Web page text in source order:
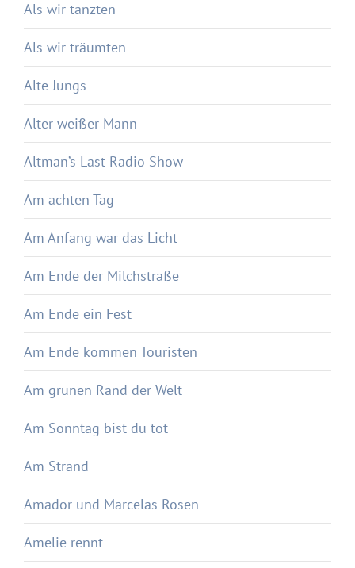
Als wir tanzten
Als wir träumten
Alte Jungs
Alter weißer Mann
Altman’s Last Radio Show
Am achten Tag
Am Anfang war das Licht
Am Ende der Milchstraße
Am Ende ein Fest
Am Ende kommen Touristen
Am grünen Rand der Welt
Am Sonntag bist du tot
Am Strand
Amador und Marcelas Rosen
Amelie rennt